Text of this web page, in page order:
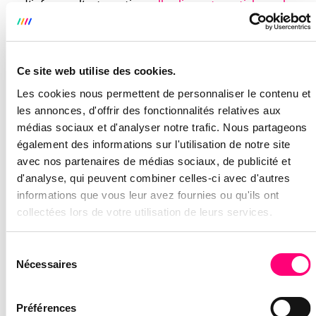
Ce site web utilise des cookies.
Les cookies nous permettent de personnaliser le contenu et
les annonces, d'offrir des fonctionnalités relatives aux
médias sociaux et d'analyser notre trafic. Nous partageons
également des informations sur l'utilisation de notre site
avec nos partenaires de médias sociaux, de publicité et
d'analyse, qui peuvent combiner celles-ci avec d'autres
informations que vous leur avez fournies ou qu'ils ont
collectées lors de votre utilisation de leurs services.
Nécessaires
Préférences
d’infos sur l’automation,
allez lire notre article sur le
sujet
RÉSEAUX AUX COULEURS DE
NOËL.
Il existe plusieurs options pour décorer votre site
web et vos médias sociaux à l’approche de Noël.
Vous pouvez les utiliser toutes en même temps ou
choisir l’option que vous préférez :
Ajoutez des symboles de Noël à votre logo.
C’est une option idéale pour ceux qui ne veulent
pas passer beaucoup de temps ou qui misent
. Il est possible de créer